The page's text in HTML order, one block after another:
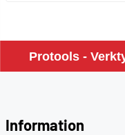
Protools -
Information